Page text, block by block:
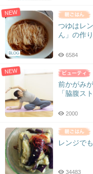
NEW
BLOG
つゆはレ
ん」の作
6584
NEW
前かがみ
「脇腹ス
2000
レンジで
34483